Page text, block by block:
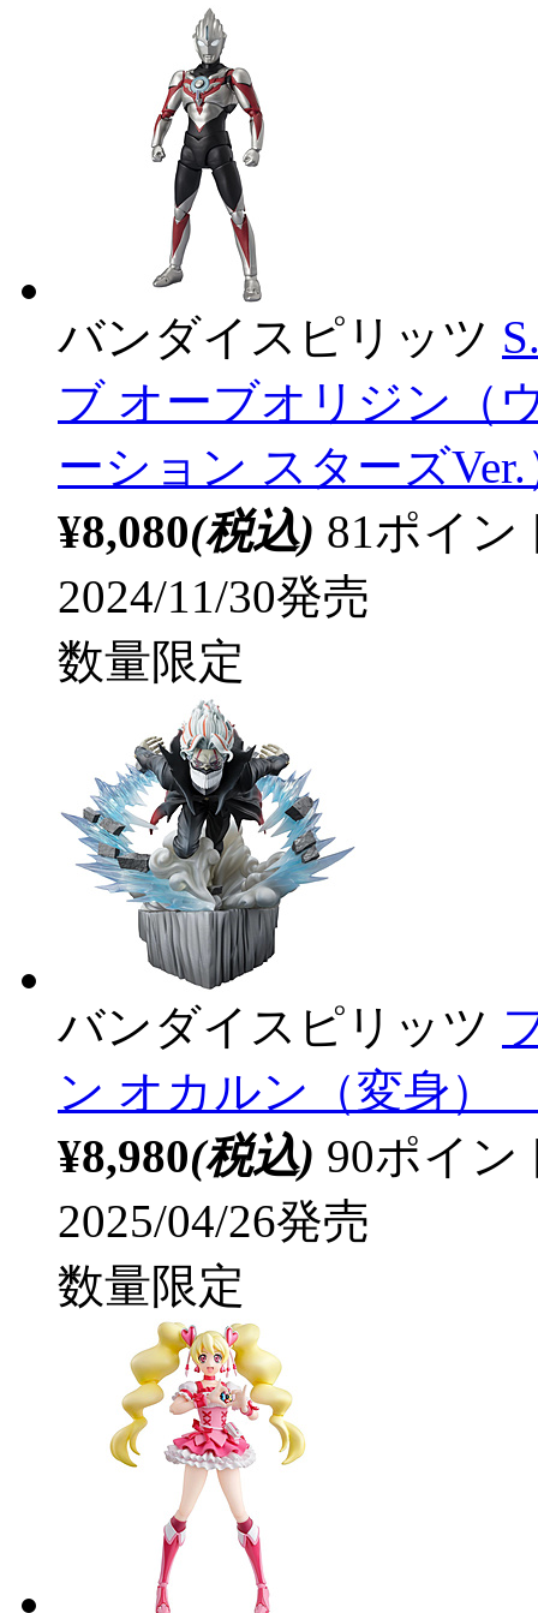
バンダイスピリッツ
ブ オーブオリジン（
ーション スターズ
¥8,080(税込) 81ポイ
2024/11/30発売
数量限定
バンダイスピリッツ
ン オカルン（変身）
¥8,980(税込) 90ポイ
2025/04/26発売
数量限定